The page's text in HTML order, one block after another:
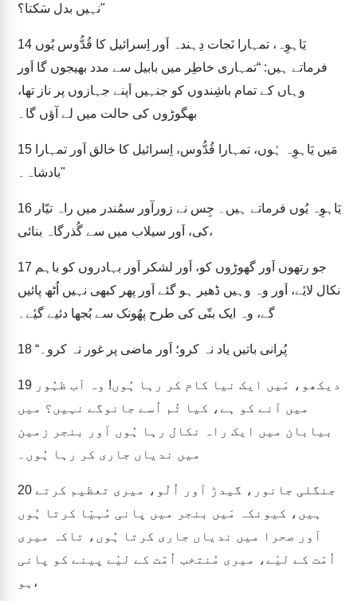
نہیں بدل سَکتا؟"
14
فرماتے ہیں: “تمہاری خاطِر میں بابیل سے مدد بھیجوں گا اَور
وہاں کے تمام باشِندوں کو جنہیں اَپنے جہازوں پر ناز تھا،
بھگوڑوں کی حالت میں لے آؤں گا۔
15
بادشاہ۔"
16
کی، اَور سیلاب میں سے گُذرگاہ بنائی،
17
نکال لایٔے، اَور وہ وہیں ڈھیر ہو گئے اَور پھر کبھی نہیں اُٹھ پائیں
گے، وہ ایک بتّی کی طرح پھُونک سے بُجھا دئیے گیٔے۔
18 “پُرانی باتیں یاد نہ کرو؛ اَور ماضی پر غور نہ کرو۔
19
میں آنے کو ہے، کیا تُم اُسے جانوگے نہیں؟ میں
بیابان میں ایک راہ نکال رہا ہُوں اَور بنجر زمین
میں ندیاں جاری کر رہا ہُوں۔
20
ہیں، کیونکہ مَیں بنجر میں پانی مُہیّا کرتا ہُوں
اَور صحرا میں ندیاں جاری کرتا ہُوں، تاکہ میری
اُمّت کے لیٔے، میری مُنتخب اُمّت کے لیٔے پینے کو پانی
ہو،